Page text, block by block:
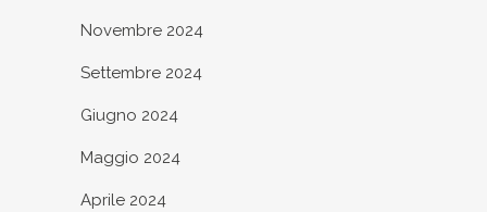
Novembre 2024
Settembre 2024
Giugno 2024
Maggio 2024
Aprile 2024